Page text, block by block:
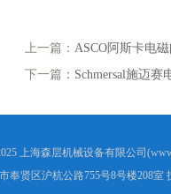
上一篇： ASCO阿斯卡电
下一篇： Schmersal施迈赛
上海森层机械设备有限公司
奉贤区沪杭公路755号8号楼208室